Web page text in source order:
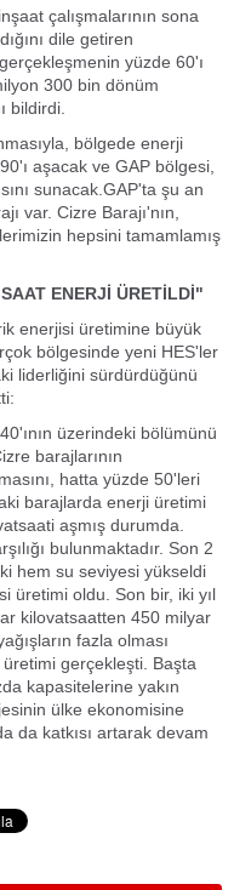
çalışmalarının sona
dile getiren
yüzde 60'ı
300 bin dönüm
bildirdi.
bölgede enerji
aşacak ve GAP bölgesi,
sunacak.GAP'ta şu an
var. Cizre Barajı'nın,
hepsini tamamlamış
ENERJİ ÜRETİLDİ"
enerjisi üretimine büyük
bölgesinde yeni HES'ler
liderliğini sürdürdüğünü
üzerindeki bölümünü
barajlarının
hatta yüzde 50'leri
barajlarda enerji üretimi
aşmış durumda.
bulunmaktadır. Son 2
hem su seviyesi yükseldi
üretimi oldu. Son bir, iki yıl
kilovatsaatten 450 milyar
fazla olması
gerçekleşti. Başta
kapasitelerine yakın
ülke ekonomisine
da katkısı artarak devam